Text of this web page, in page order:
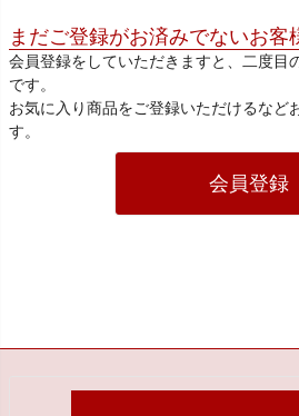
まだご登録がお済みでないお客
会員登録をしていただきますと、二度目
です。
お気に入り商品をご登録いただけるなど
す。
会員登録